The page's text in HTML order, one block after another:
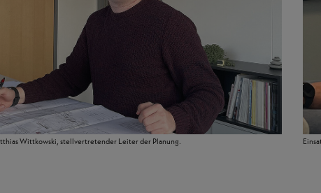
Wittkowski, stellvertretender Leiter der Planung.